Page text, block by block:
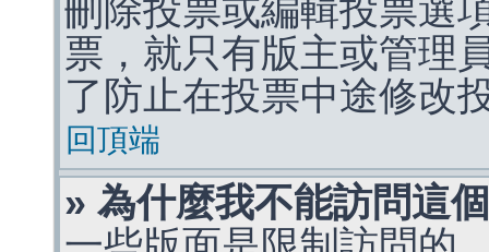
刪除投票或編輯投票選
票，就只有版主或管理
了防止在投票中途修改
回頂端
» 為什麼我不能訪問這